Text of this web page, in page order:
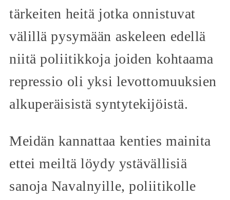
tärkeiten heitä jotka onnistuvat
välillä pysymään askeleen edellä
niitä poliitikkoja joiden kohtaama
repressio oli yksi levottomuuksien
alkuperäisistä syntytekijöistä.
Meidän kannattaa kenties mainita
ettei meiltä löydy ystävällisiä
sanoja Navalnyille, poliitikolle